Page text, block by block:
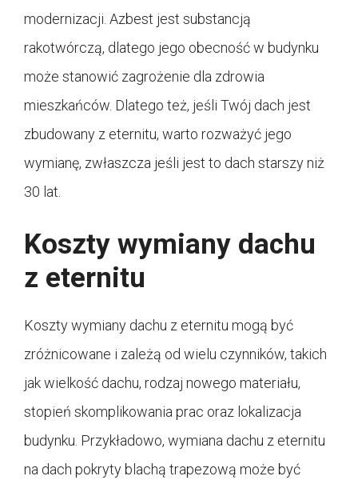
modernizacji. Azbest jest substancją
rakotwórczą, dlatego jego obecność w budynku
może stanowić zagrożenie dla zdrowia
mieszkańców. Dlatego też, jeśli Twój dach jest
zbudowany z eternitu, warto rozważyć jego
wymianę, zwłaszcza jeśli jest to dach starszy niż
30 lat.
Koszty wymiany dachu
z eternitu
Koszty wymiany dachu z eternitu mogą być
zróżnicowane i zależą od wielu czynników, takich
jak wielkość dachu, rodzaj nowego materiału,
stopień skomplikowania prac oraz lokalizacja
budynku. Przykładowo, wymiana dachu z eternitu
na dach pokryty blachą trapezową może być